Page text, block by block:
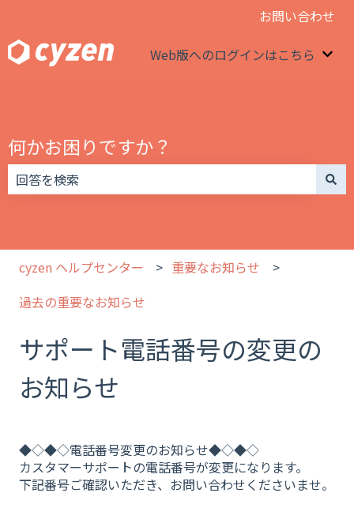
お問い合わせ
Web版へのログインはこちら
何かお困りですか？
cyzen ヘルプセンター
重要なお知らせ
過去の重要なお知らせ
サポート電話番号の変更の
お知らせ
◆◇◆◇電話番号変更のお知らせ◆◇◆◇
カスタマーサポートの電話番号が変更になります。
下記番号ご確認いただき、お問い合わせくださいませ。